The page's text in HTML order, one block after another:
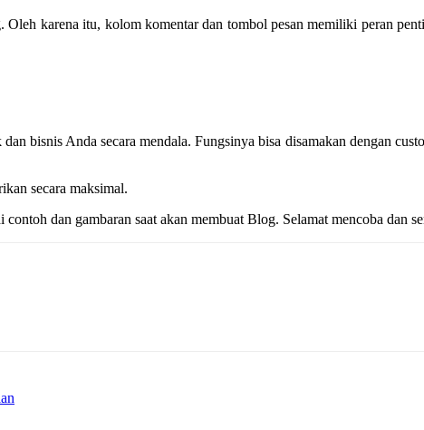
karena itu, kolom komentar dan tombol pesan memiliki peran
bisnis Anda secara mendala. Fungsinya bisa disamakan dengan
secara maksimal.
dan gambaran saat akan membuat Blog. Selamat mencoba dan